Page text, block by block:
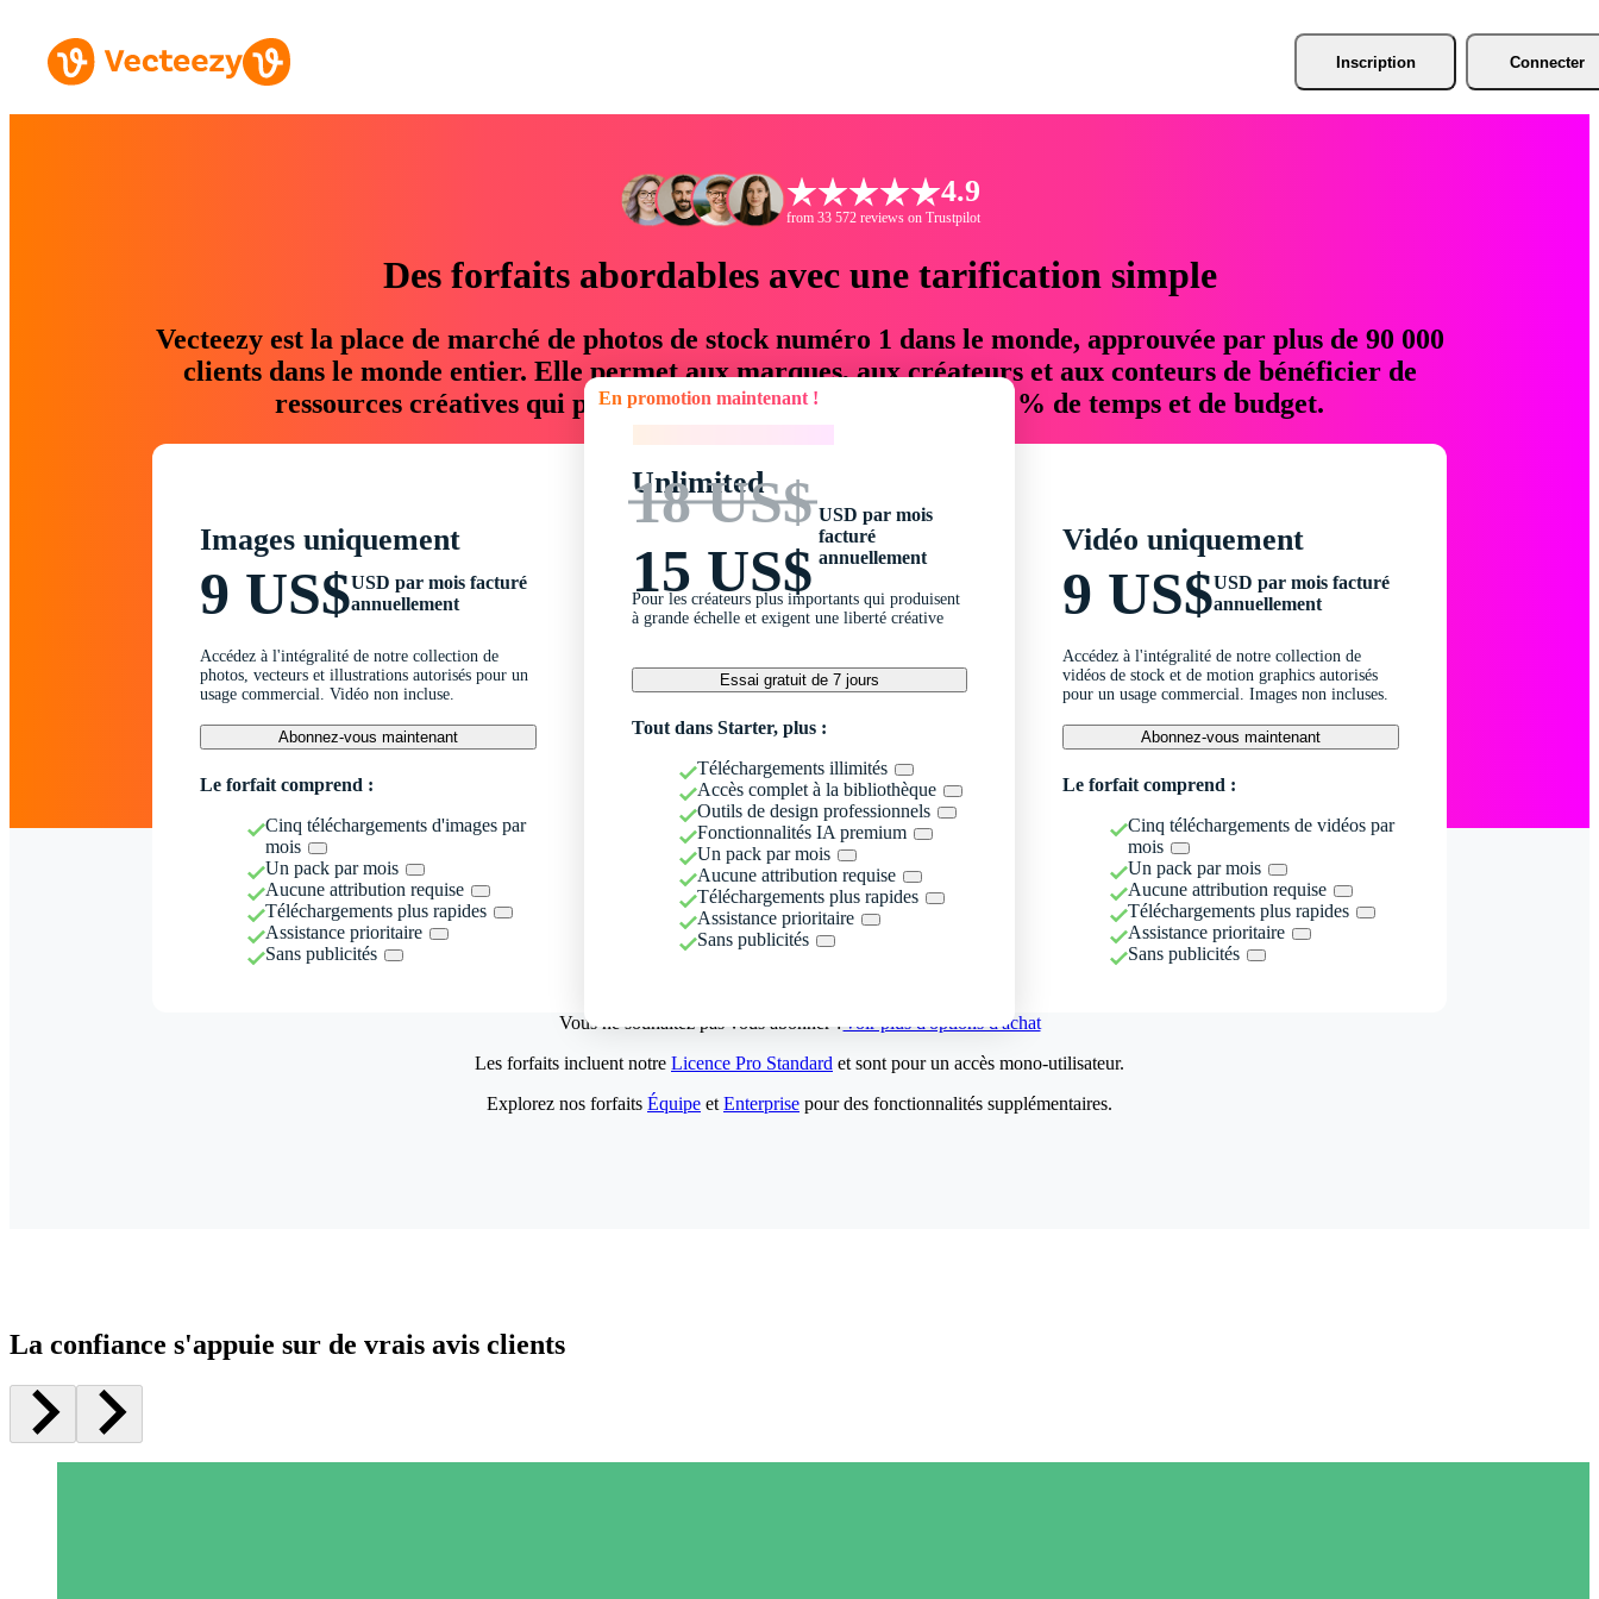
Inscription Connecter
4.9
from 33 572 reviews on Trustpilot
Des forfaits abordables avec une tarification simple
Vecteezy est la place de marché de photos de stock numéro 1 dans le monde, approuvée par plus de 90 000
clients dans le monde entier. Elle permet aux marques, aux créateurs et aux conteurs de bénéficier de
ressources créatives qui permettent d'économiser jusqu'à 76 % de temps et de budget.
Images uniquement
9 US$USD par mois facturé
annuellement
Accédez à l'intégralité de notre collection de
photos, vecteurs et illustrations autorisés pour un
usage commercial. Vidéo non incluse.
Abonnez-vous maintenant
Le forfait comprend :
Cinq téléchargements d'images par
mois
Un pack par mois
Aucune attribution requise
Téléchargements plus rapides
Assistance prioritaire
Sans publicités
En promotion maintenant !
Unlimited
18 US$
15 US$
USD par mois
facturé
annuellement
Pour les créateurs plus importants qui produisent
à grande échelle et exigent une liberté créative
Essai gratuit de 7 jours
Tout dans Starter, plus :
Téléchargements illimités
Accès complet à la bibliothèque
Outils de design professionnels
Fonctionnalités IA premium
Un pack par mois
Aucune attribution requise
Téléchargements plus rapides
Assistance prioritaire
Sans publicités
Vidéo uniquement
9 US$USD par mois facturé
annuellement
Accédez à l'intégralité de notre collection de
vidéos de stock et de motion graphics autorisés
pour un usage commercial. Images non incluses.
Abonnez-vous maintenant
Le forfait comprend :
Cinq téléchargements de vidéos par
mois
Un pack par mois
Aucune attribution requise
Téléchargements plus rapides
Assistance prioritaire
Sans publicités
Vous ne souhaitez pas vous abonner ?Voir plus d'options d'achat
Les forfaits incluent notre Licence Pro Standard et sont pour un accès mono-utilisateur.
Explorez nos forfaits Équipe et Enterprise pour des fonctionnalités supplémentaires.
La confiance s'appuie sur de vrais avis clients